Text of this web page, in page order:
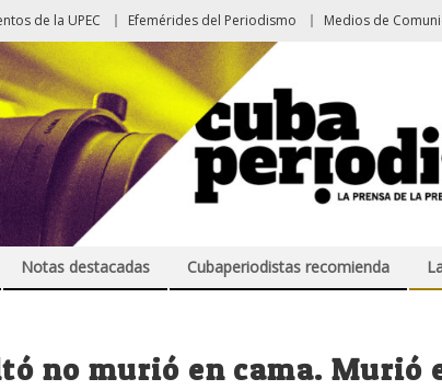
de la UPEC Efemérides del Periodismo Medios de
Notas destacadas Cubaperiodistas recomienda
no murió en cama. Murió